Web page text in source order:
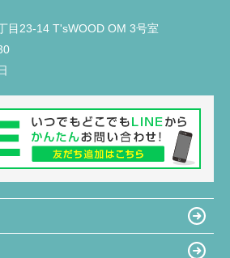
目23‐14 T'sWOOD OM 3号室